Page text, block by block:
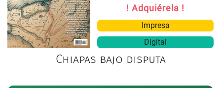
! Adquiérela !
Impresa
Digital
Chiapas bajo disputa